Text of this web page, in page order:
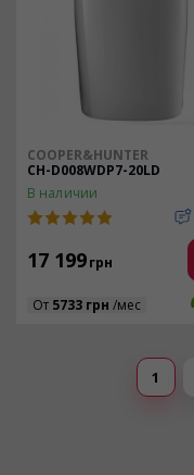
COOPER&HUNTER
CH-D008WDP7-20LD
В наличии
17 199грн
От 5733 грн /мес
1